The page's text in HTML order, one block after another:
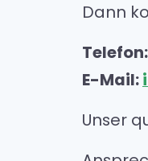
Dann
E-Mail:
Unser